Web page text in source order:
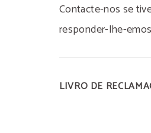
Contacte-nos se
responder-lhe-
LIVRO DE